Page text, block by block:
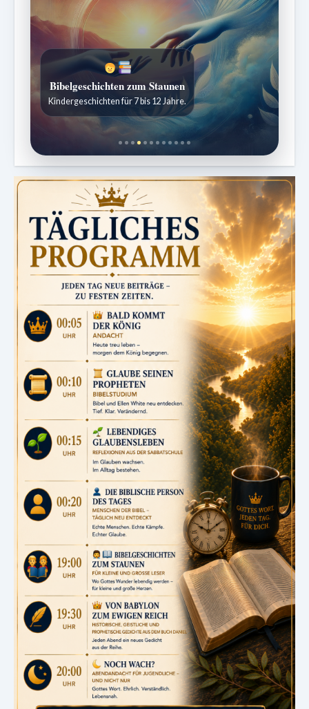
Bibelgeschichten zum Staunen
Kindergeschichten für 7 bis 12 Jahre.
Sabbatschule mit Pastor Mark Finley
Wöchentliche Lektionen verständlich erklärt.